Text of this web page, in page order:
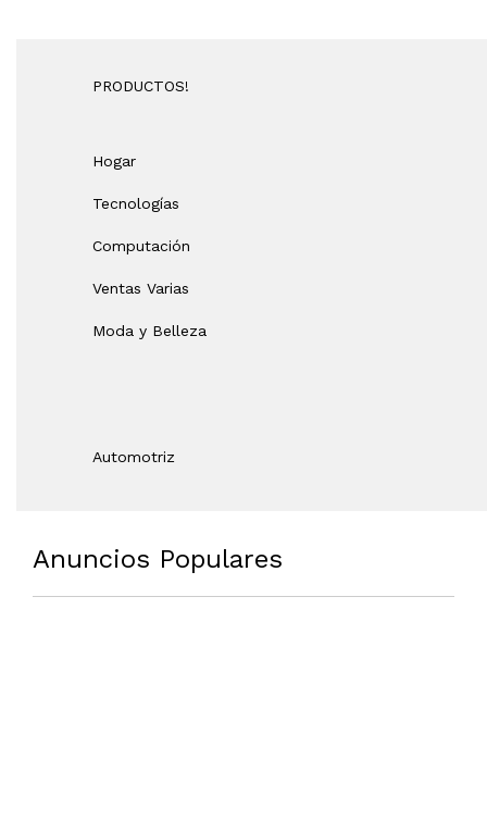
PRODUCTOS!
Hogar
Tecnologías
Computación
Ventas Varias
Moda y Belleza
Automotriz
Anuncios Populares